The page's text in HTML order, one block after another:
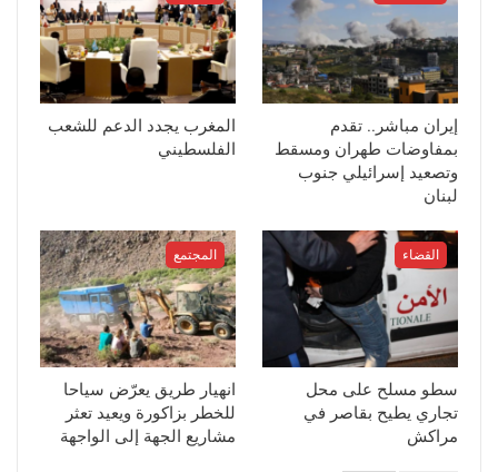
إيران مباشر.. تقدم
بمفاوضات طهران ومسقط
وتصعيد إسرائيلي جنوب
لبنان
المغرب يجدد الدعم للشعب
الفلسطيني
القضاء
سطو مسلح على محل
تجاري يطيح بقاصر في
مراكش
المجتمع
انهيار طريق يعرّض سياحا
للخطر بزاكورة ويعيد تعثر
مشاريع الجهة إلى الواجهة